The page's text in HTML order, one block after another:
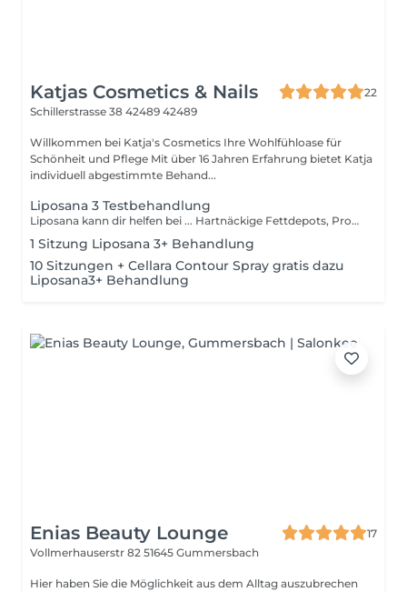
Katjas Cosmetics & Nails
22
Schillerstrasse 38 42489 42489
Willkommen bei Katja's Cosmetics Ihre Wohlfühloase für
Schönheit und Pflege Mit über 16 Jahren Erfahrung bietet Katja
individuell abgestimmte Behand...
Liposana 3 Testbehandlung
Liposana kann dir helfen bei ... Hartnäckige Fettdepots, Problemzonen Lipödem und Lymphödem Gelenkschmerzen Rückenschmerzen, Verspannungen Migräne Antriebslosigkeit und Müdigkeit Rehabilitation von Muskeln
1 Sitzung Liposana 3+ Behandlung
10 Sitzungen + Cellara Contour Spray gratis dazu
Liposana3+ Behandlung
Enias Beauty Lounge
17
Vollmerhauserstr 82 51645 Gummersbach
Hier haben Sie die Möglichkeit aus dem Alltag auszubrechen